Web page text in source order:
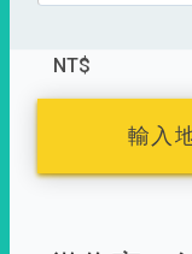
NT$
輸入